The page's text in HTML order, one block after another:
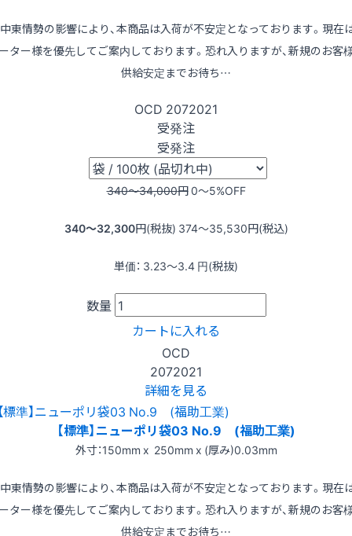
東情勢の影響により、本商品は入荷が不安定となっております。現在
ター様を優先してご案内しております。恐れ入りますが、新規のお客
供給安定までお待ち…
OCD 2072021
受発注
受発注
340〜34,000円0〜5%OFF
340〜32,300円(税抜) 374〜35,530円(税込)
単価： 3.23〜3.4 円(税抜)
数量
カートに入れる
OCD
2072021
詳細を見る
【標準】ニューポリ袋03 No.9 (福助工業)
外寸：150mm x 250mm x (厚み)0.03mm
東情勢の影響により、本商品は入荷が不安定となっております。現在
ター様を優先してご案内しております。恐れ入りますが、新規のお客
供給安定までお待ち…